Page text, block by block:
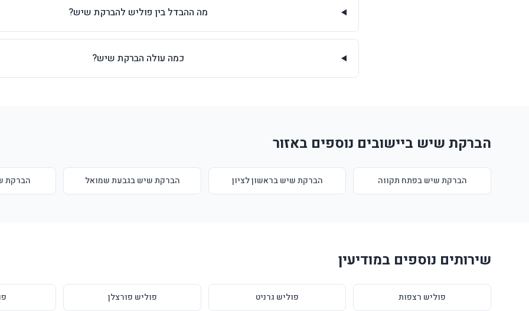
מה ההבדל בין פוליש להברקת שיש?
כמה עולה הברקת שיש?
הברקת שיש ביישובים נוספים באזור
הברקת שיש בפתח תקווה הברקת שיש בראשון לציון הברקת שיש בגבעת שמואל הברקת
שירותים נוספים במודיעין
פוליש רצפות פוליש גרניט פוליש פורצלן